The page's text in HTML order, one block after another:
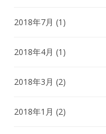
2018年7月 (1)
2018年4月 (1)
2018年3月 (2)
2018年1月 (2)